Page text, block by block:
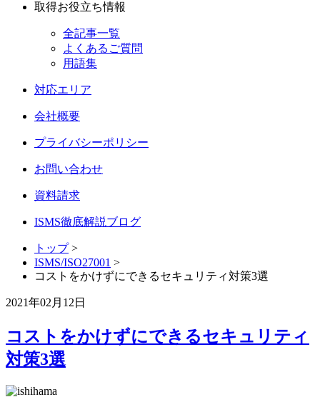
取得お役立ち情報
全記事一覧
よくあるご質問
用語集
対応エリア
会社概要
プライバシーポリシー
お問い合わせ
資料請求
ISMS徹底解説ブログ
トップ>
ISMS/ISO27001 >
コストをかけずにできるセキュリティ対策3選
2021年02月12日
コストをかけずにできるセキュリティ
対策3選